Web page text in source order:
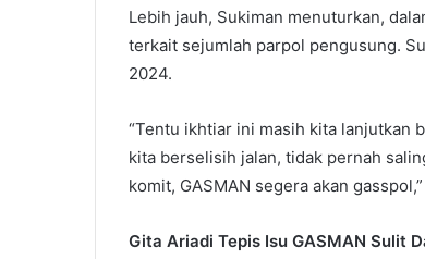
Lebih jauh, Sukiman menuturkan,
terkait sejumlah parpol pengusung.
2024.
“Tentu ikhtiar ini masih kita lanjutkan
kita berselisih jalan, tidak pernah
komit, GASMAN segera akan
Gita Ariadi Tepis Isu GASMAN Sulit